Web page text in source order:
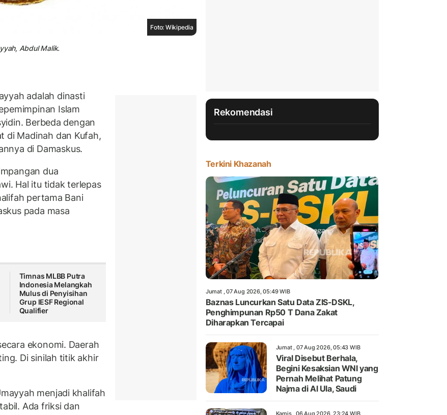
Foto: Wikipedia
Abdul Malik.
adalah dinasti
Islam
Berbeda dengan
di Madinah dan Kufah,
di Damaskus.
dua
Hal itu tidak terlepas
pertama Bani
pada masa
Timnas MLBB Putra
Indonesia Melangkah
Mulus di Penyisihan
Grup IESF Regional
Qualifier
ekonomi. Daerah
Di sinilah titik akhir
menjadi khalifah
Ada friksi dan
Rekomendasi
Terkini Khazanah
Jumat , 07 Aug 2026, 05:49 WIB
Baznas Luncurkan Satu Data ZIS-DSKL,
Penghimpunan Rp50 T Dana Zakat
Diharapkan Tercapai
Jumat , 07 Aug 2026, 05:43 WIB
Viral Disebut Berhala,
Begini Kesaksian WNI yang
Pernah Melihat Patung
Najma di Al Ula, Saudi
Kamis , 06 Aug 2026, 23:24 WIB